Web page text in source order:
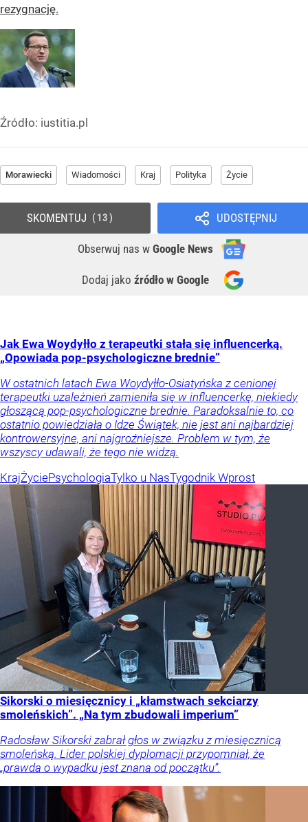
rezygnację.
Źródło: iustitia.pl
Morawiecki Wiadomości Kraj Polityka Życie
UDOSTĘPNIJ
Obserwuj nas w Google News
Dodaj jako źródło w Google
SKOMENTUJ 13
Jak Ewa Woydyłło z terapeutki stała się influencerką.
„Opowiada pop-psychologiczne brednie”
W ostatnich latach Ewa Woydyłło-Osiatyńska z cenionej
terapeutki uzależnień zamieniła się w influencerkę, niekiedy
głoszącą pop-psychologiczne brednie. Paradoksalnie to, co
ostatnio powiedziała o Idze Świątek, nie jest ani najbardziej
kontrowersyjne, ani najgroźniejsze. Problem w tym, że
wszyscy udawali, że tego nie widzą.
KrajŻyciePsychologiaTylko u NasTygodnik Wprost
Sikorski o miesięcznicy i „kłamstwach sekciarzy
smoleńskich”. „Na tym zbudowali imperium”
Radosław Sikorski zabrał głos w związku z miesięcznicą
smoleńską. Lider polskiej dyplomacji przypomniał, że
„prawda o wypadku jest znana od początku”.